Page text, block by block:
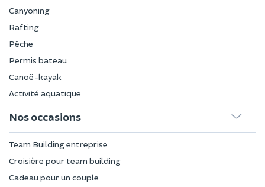
Canyoning
Rafting
Pêche
Permis bateau
Canoë-kayak
Activité aquatique
Nos occasions
Team Building entreprise
Croisière pour team building
Cadeau pour un couple